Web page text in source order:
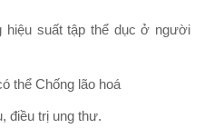
hiệu suất tập thể dục ở người
thể Chống lão hoá
điều trị ung thư.